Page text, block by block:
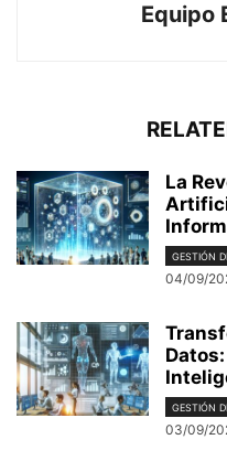
Equipo
La
GESTIÓN
04/09/
GESTIÓN
03/09/